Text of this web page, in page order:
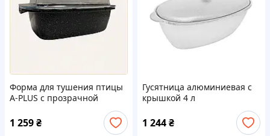
Форма для тушения птицы
A-PLUS с прозрачной
1 259₴
Гусятница алюминиевая с
крышкой 4 л
1 244₴